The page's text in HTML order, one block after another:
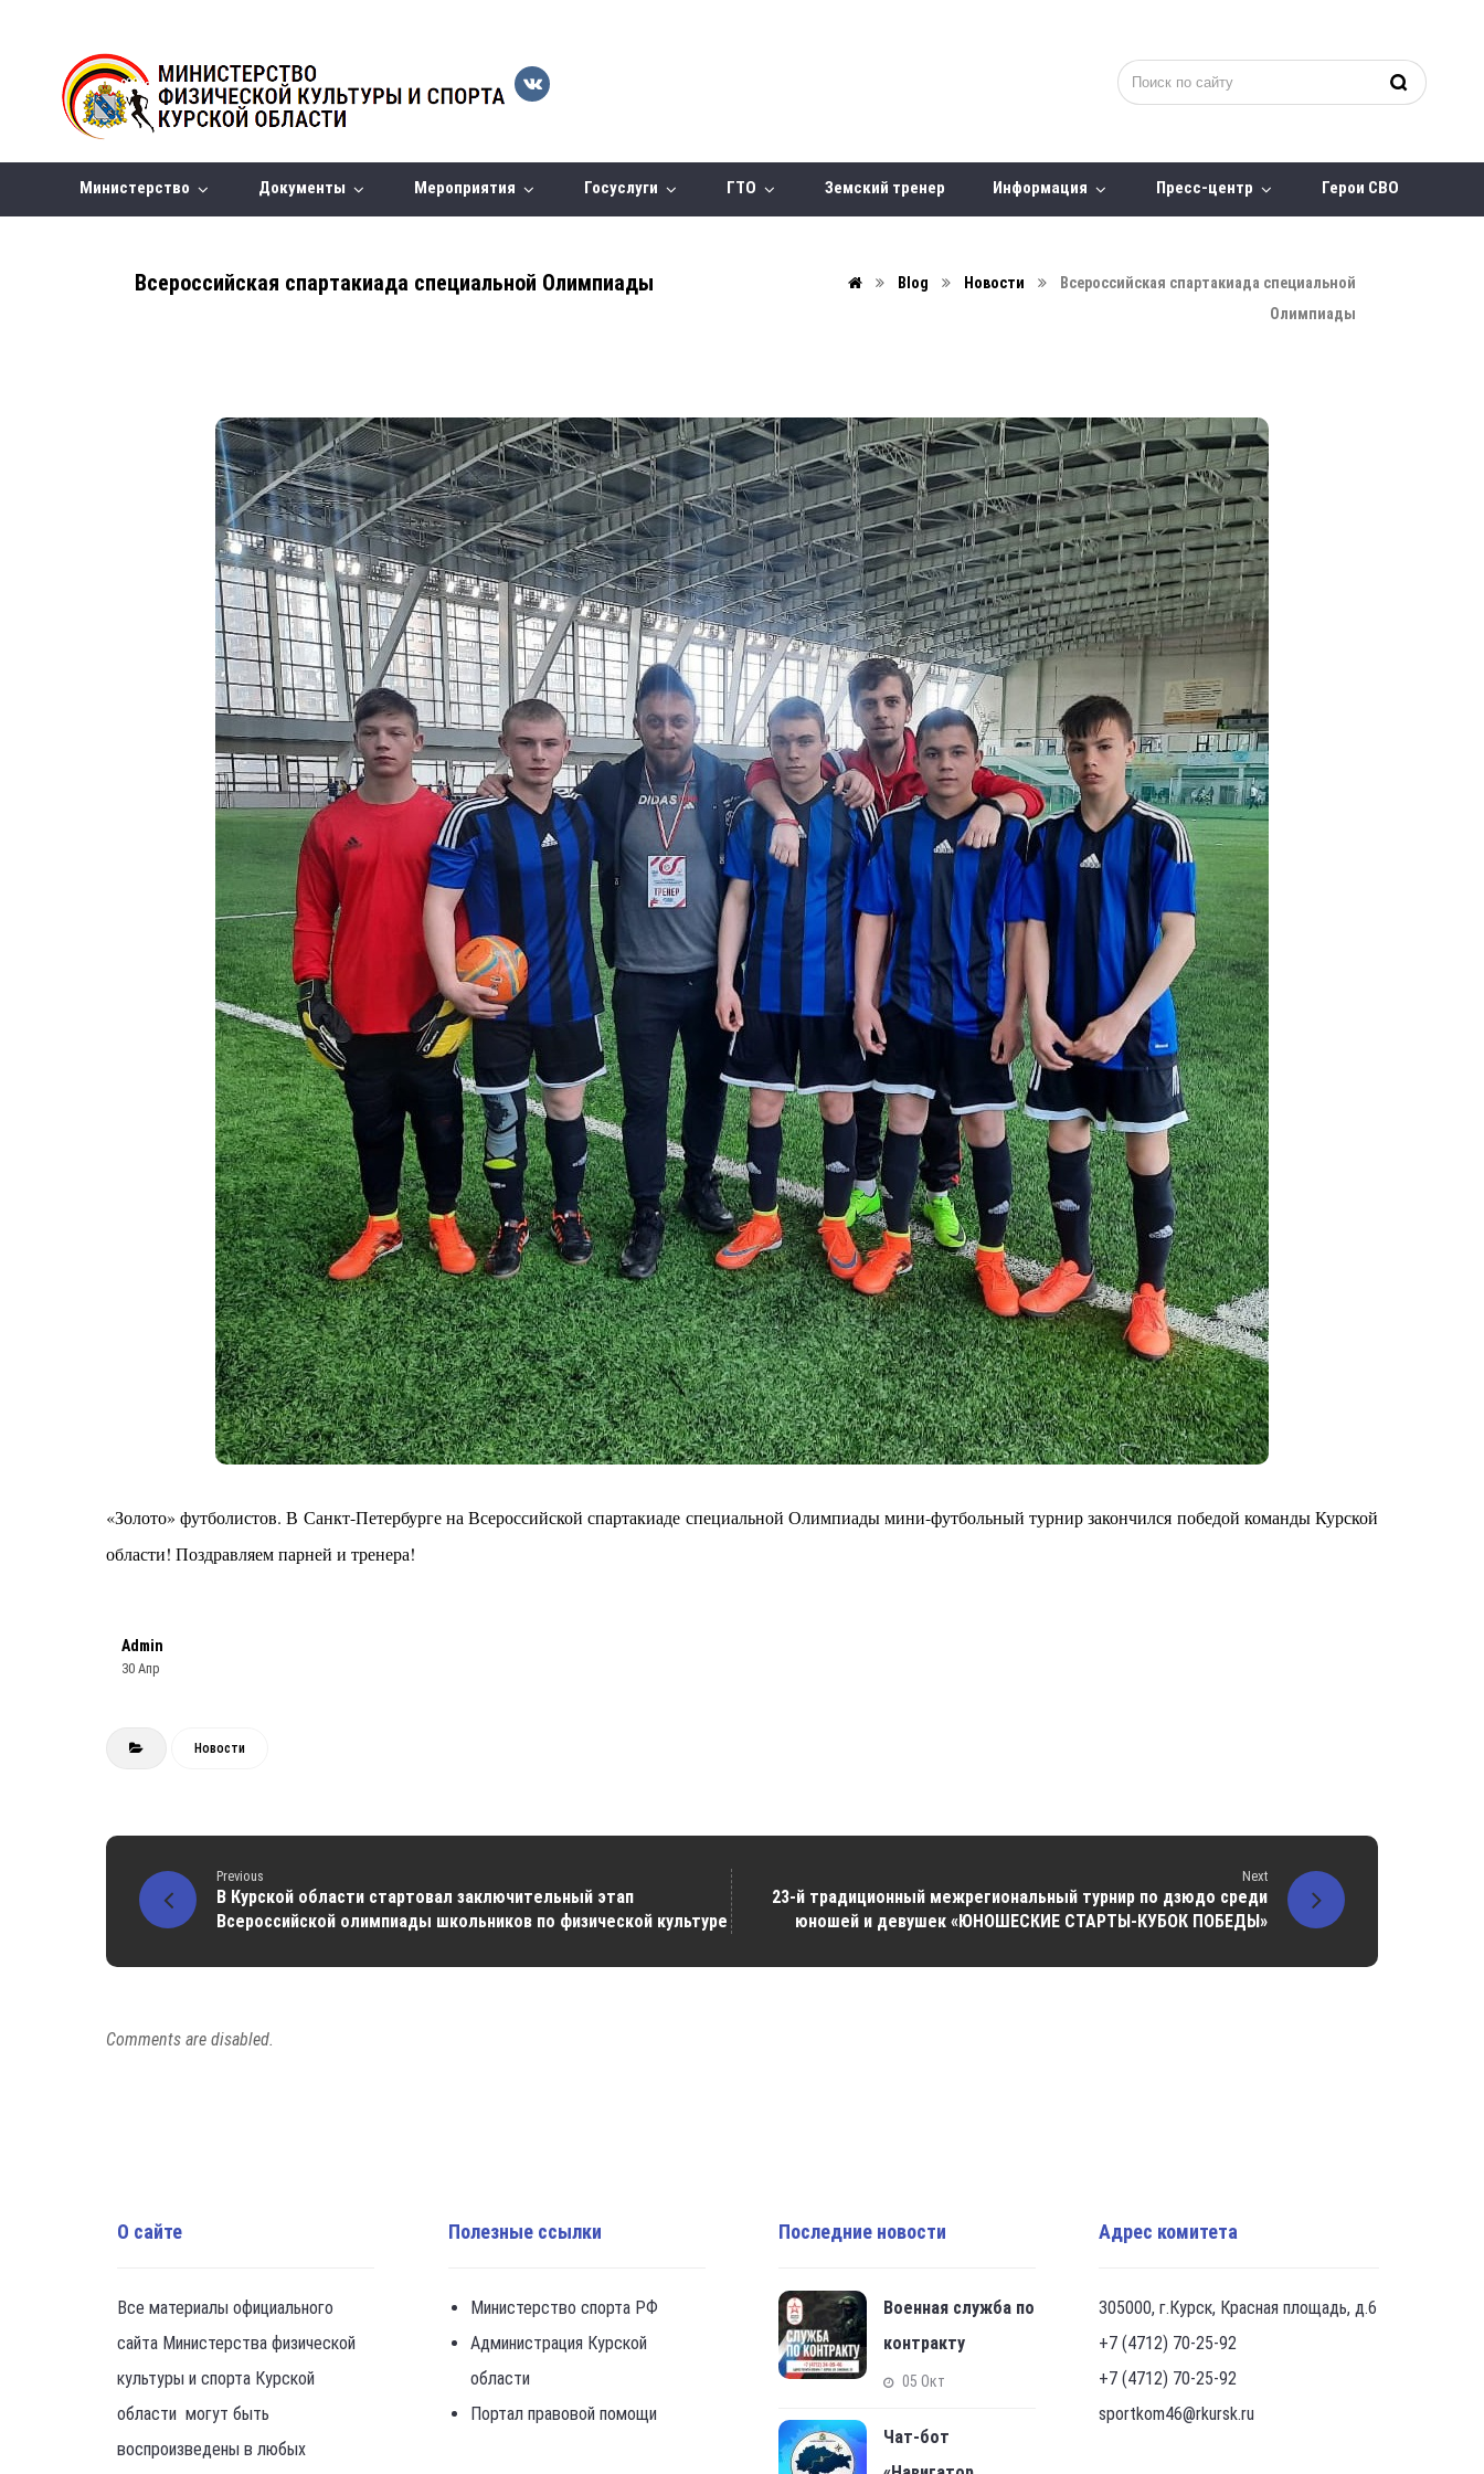
Министерство Документы Мероприятия Госуслуги ГТО Земский тренер Информация Пресс-центр Герои СВО
Всероссийская спартакиада специальной Олимпиады Blog Новости
Всероссийская спартакиада специальной
Олимпиады
«Золото» футболистов. В Санкт-Петербурге на Всероссийской спартакиаде специальной Олимпиады мини-футбольный турнир закончился победой команды Курской
области! Поздравляем парней и тренера!
Admin
30 Апр
Новости
Previous
В Курской области стартовал заключительный этап
Всероссийской олимпиады школьников по физической культуре
Next
23-й традиционный межрегиональный турнир по дзюдо среди
юношей и девушек «ЮНОШЕСКИЕ СТАРТЫ-КУБОК ПОБЕДЫ»
Comments are disabled.
О сайте
Все материалы официального
сайта Министерства физической
культуры и спорта Курской
области могут быть
воспроизведены в любых
Полезные ссылки
Министерство спорта РФ
Администрация Курской
области
Портал правовой помощи
Последние новости
Военная служба по
контракту
05 Окт
Чат-бот
Адрес комитета
305000, г.Курск, Красная площадь, д.6
+7 (4712) 70-25-92
+7 (4712) 70-25-92
sportkom46@rkursk.ru